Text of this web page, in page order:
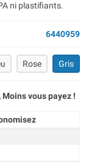
ni plastifiants.
6440959
Rose Gris
vous payez !